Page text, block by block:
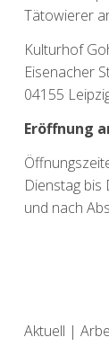
Tätowierer
Kulturhof
Eisenacher
04155
Eröffnung
Dienstag bis
und nach
Aktuell |